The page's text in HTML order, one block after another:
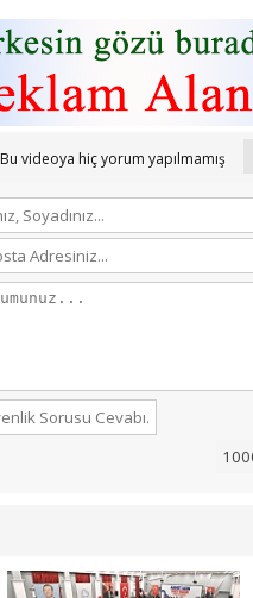
Bu videoya hiç yorum yapılmamış